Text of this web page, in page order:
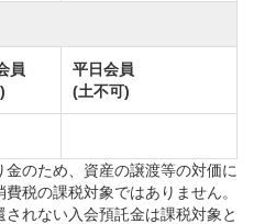
員
平日会員
(土不可)
のため、資産の譲渡等の対価に
費税の課税対象ではありません。
れない入会預託金は課税対象と